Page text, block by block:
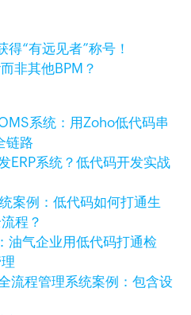
“有远见者”称号！
非其他BPM？
系统：用Zoho低代码串
链路
ERP系统？低代码开发实战
案例：低代码如何打通生
程？
油气企业用低代码打通检
流程管理系统案例：包含设